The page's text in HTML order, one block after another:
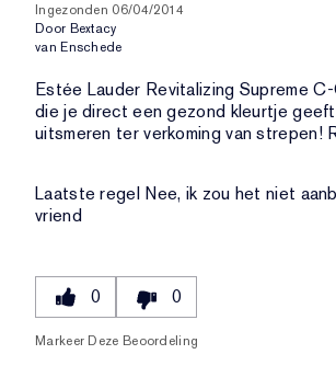
Ingezonden 06/04/2014
Door Bextacy
van Enschede
Estée Lauder Revitalizing Supreme
die je direct een gezond kleurtje
uitsmeren ter verkoming van strepen!
Laatste regelNee, ik zou het niet
vriend
0 0
Markeer Deze Beoordeling